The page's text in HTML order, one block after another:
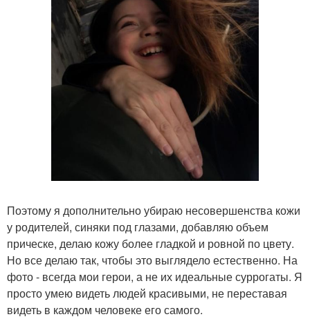
Поэтому я дополнительно убираю несовершенства кожи
у родителей, синяки под глазами, добавляю объем
прическе, делаю кожу более гладкой и ровной по цвету.
Но все делаю так, чтобы это выглядело естественно. На
фото - всегда мои герои, а не их идеальные суррогаты. Я
просто умею видеть людей красивыми, не переставая
видеть в каждом человеке его самого.